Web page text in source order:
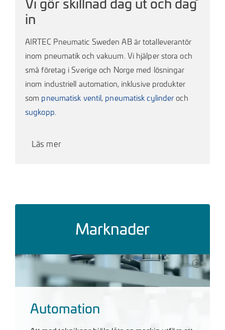
Vi gör skillnad dag ut och dag
in
AIRTEC Pneumatic Sweden AB är totalleverantör
inom pneumatik och vakuum. Vi hjälper stora och
små företag i Sverige och Norge med lösningar
inom industriell automation, inklusive produkter
som pneumatisk ventil, pneumatisk cylinder och
sugkopp.
Läs mer
Marknader
Automation